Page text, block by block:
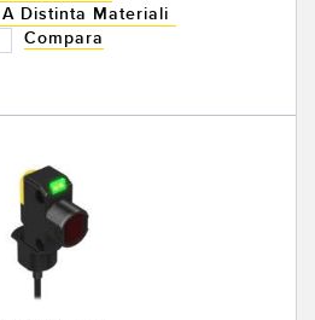
Distinta Materiali
Compara